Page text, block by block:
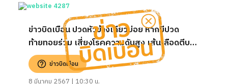
ข่าวบิดเบือน ปวดหัวข้างเดียวบ่อย หากมีปวด
ท้ายทอยร่วม เสี่ยงโรคความดันสูง เส้นเลือดตีบ
แตก
ข่าวบิดเบือน
8 มีนาคม 2567 | 10:30 น.